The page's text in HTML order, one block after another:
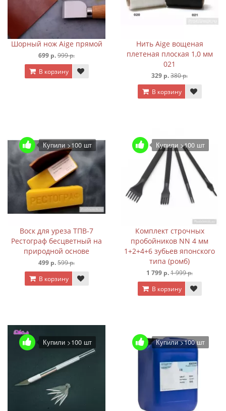
Шорный нож Aige прямой
699 р.999 р.
В корзину
Нить Aige вощеная
плетеная плоская 1,0 мм
021
329 р.380 р.
В корзину
Купили >100 шт
Воск для уреза ТПВ-7
Рестограф бесцветный на
природной основе
499 р.599 р.
В корзину
Купили >100 шт
Комплект строчных
пробойников NN 4 мм
1+2+4+6 зубьев японского
типа (ромб)
1 799 р.1 999 р.
В корзину
Купили >100 шт Купили >100 шт